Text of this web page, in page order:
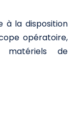
à la disposition
opératoire,
matériels de